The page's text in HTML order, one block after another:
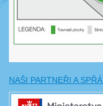
NAŠI PARTNEŘI A